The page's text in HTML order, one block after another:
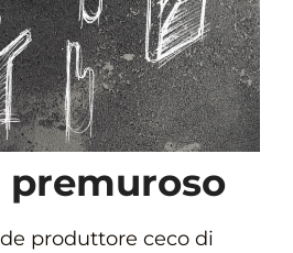
premuroso
produttore ceco di